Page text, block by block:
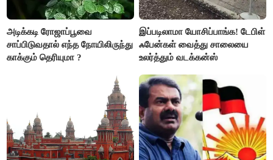
அடிக்கடி ரோஜாப்பூவை
சாப்பிடுவதால் எந்த நோயிலிருந்து
காக்கும் தெரியுமா ?
இப்படிலாமா யோசிப்பாங்க! டேபிள்
ஃபேன்கள் வைத்து சாலையை
உலர்த்தும் வடக்கன்ஸ்